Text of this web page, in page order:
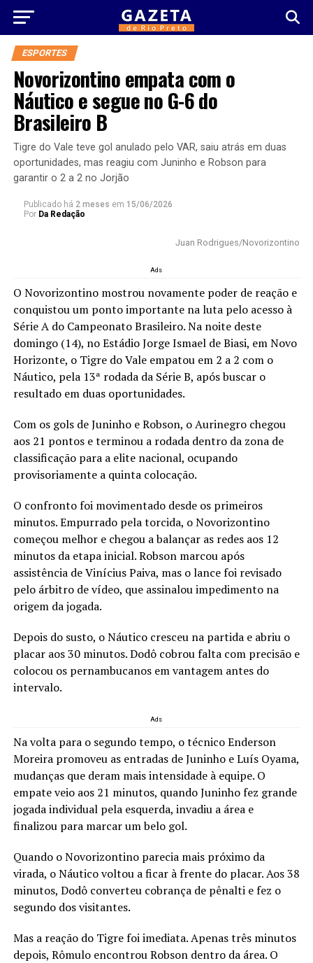
ESPORTES
Novorizontino empata com o
Náutico e segue no G-6 do
Brasileiro B
Tigre do Vale teve gol anulado pelo VAR, saiu atrás em duas
oportunidades, mas reagiu com Juninho e Robson para
garantir o 2 a 2 no Jorjão
Publicado há 2 meses em 15/06/2026
Por Da Redação
Juan Rodrigues/Novorizontino
Ads
O Novorizontino mostrou novamente poder de reação e
conquistou um ponto importante na luta pelo acesso à
Série A do Campeonato Brasileiro. Na noite deste
domingo (14), no Estádio Jorge Ismael de Biasi, em Novo
Horizonte, o Tigre do Vale empatou em 2 a 2 com o
Náutico, pela 13ª rodada da Série B, após buscar o
resultado em duas oportunidades.
Com os gols de Juninho e Robson, o Aurinegro chegou
aos 21 pontos e terminou a rodada dentro da zona de
classificação para a elite nacional, ocupando
provisoriamente a quinta colocação.
O confronto foi movimentado desde os primeiros
minutos. Empurrado pela torcida, o Novorizontino
começou melhor e chegou a balançar as redes aos 12
minutos da etapa inicial. Robson marcou após
assistência de Vinícius Paiva, mas o lance foi revisado
pelo árbitro de vídeo, que assinalou impedimento na
origem da jogada.
Depois do susto, o Náutico cresceu na partida e abriu o
placar aos 30 minutos. Dodô cobrou falta com precisão e
colocou os pernambucanos em vantagem antes do
intervalo.
Ads
Na volta para o segundo tempo, o técnico Enderson
Moreira promoveu as entradas de Juninho e Luís Oyama,
mudanças que deram mais intensidade à equipe. O
empate veio aos 21 minutos, quando Juninho fez grande
jogada individual pela esquerda, invadiu a área e
finalizou para marcar um belo gol.
Quando o Novorizontino parecia mais próximo da
virada, o Náutico voltou a ficar à frente do placar. Aos 38
minutos, Dodô converteu cobrança de pênalti e fez o
segundo dos visitantes.
Mas a reação do Tigre foi imediata. Apenas três minutos
depois, Rômulo encontrou Robson dentro da área. O